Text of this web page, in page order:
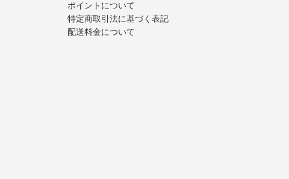
ポイントについて
特定商取引法に基づく表記
配送料金について